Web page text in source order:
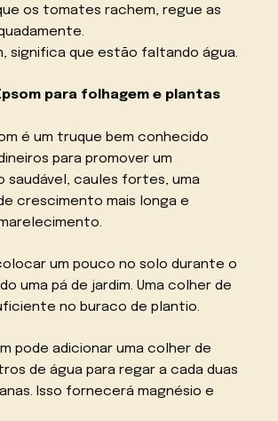
os tomates rachem, regue as
significa que estão faltando água.
para folhagem e plantas
é um truque bem conhecido
para promover um
saudável, caules fortes, uma
crescimento mais longa e
um pouco no solo durante o
uma pá de jardim. Uma colher de
no buraco de plantio.
pode adicionar uma colher de
de água para regar a cada duas
Isso fornecerá magnésio e